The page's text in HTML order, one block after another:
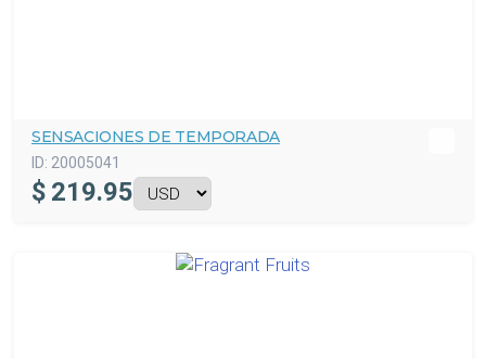
SENSACIONES DE TEMPORADA
ID: 20005041
$ 219.95